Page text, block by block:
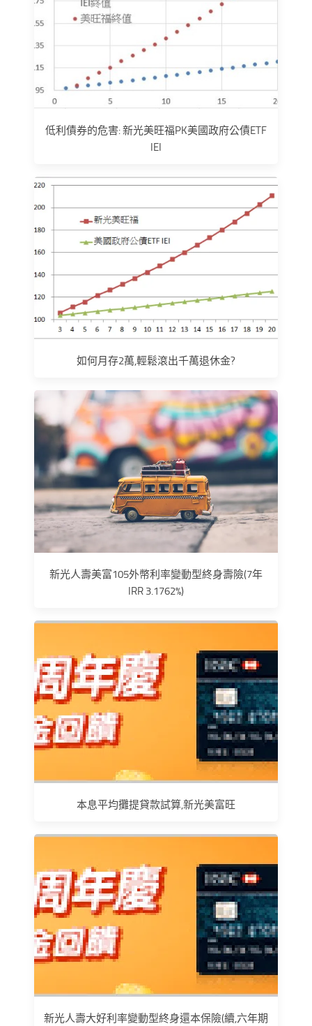
低利債券的危害: 新光美旺福PK美國政府公債ETF
IEI
如何月存2萬,輕鬆滾出千萬退休金?
新光人壽美富105外幣利率變動型終身壽險(7年
IRR 3.1762%)
本息平均攤提貸款試算,新光美富旺
新光人壽大好利率變動型終身還本保險(續,六年期